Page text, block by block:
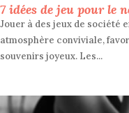
7 idées de jeu pour le
Jouer à des jeux de société
atmosphère conviviale,
souvenirs joyeux. Les...